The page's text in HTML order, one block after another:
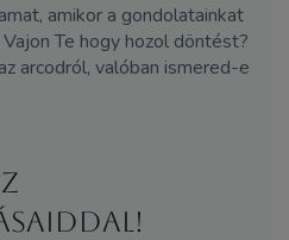
amikor a gondolatainkat
Te hogy hozol döntést?
arcodról, valóban ismered-e